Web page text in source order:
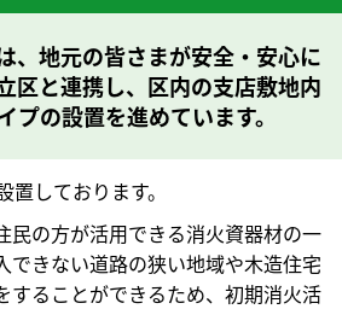
、地元の皆さまが安全・安心に
区と連携し、区内の支店敷地内
プの設置を進めています。
しております。
民の方が活用できる消火資器材の一
できない道路の狭い地域や木造住宅
することができるため、初期消火活